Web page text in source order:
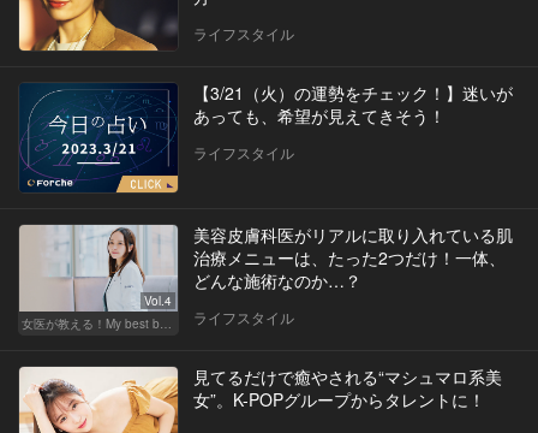
ライフスタイル
【3/21（火）の運勢をチェック！】迷いが
あっても、希望が見えてきそう！
ライフスタイル
Vol.4
女医が教える！My best beauty
美容皮膚科医がリアルに取り入れている肌
治療メニューは、たった2つだけ！一体、
どんな施術なのか…？
ライフスタイル
見てるだけで癒やされる“マシュマロ系美
女”。K-POPグループからタレントに！